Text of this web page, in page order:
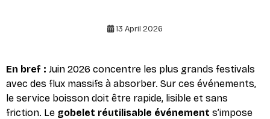
13 April 2026
En bref : Juin 2026 concentre les plus grands festivals
avec des flux massifs à absorber. Sur ces événements,
le service boisson doit être rapide, lisible et sans
friction. Le gobelet réutilisable événement s’impose